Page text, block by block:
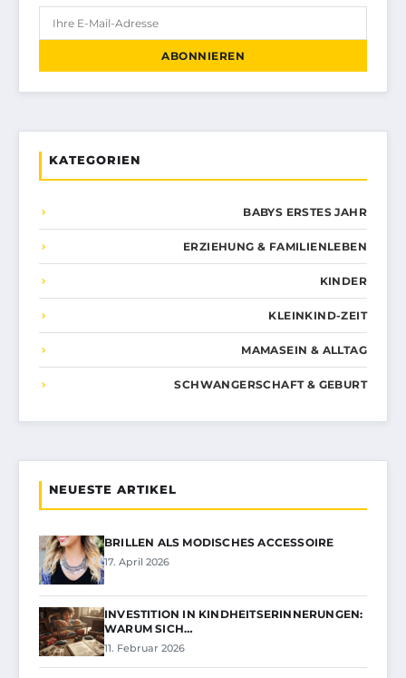
ABONNIEREN
KATEGORIEN
BABYS ERSTES JAHR
ERZIEHUNG & FAMILIENLEBEN
KINDER
KLEINKIND-ZEIT
MAMASEIN & ALLTAG
SCHWANGERSCHAFT & GEBURT
NEUESTE ARTIKEL
BRILLEN ALS MODISCHES ACCESSOIRE
17. April 2026
INVESTITION IN KINDHEITSERINNERUNGEN:
WARUM SICH…
11. Februar 2026